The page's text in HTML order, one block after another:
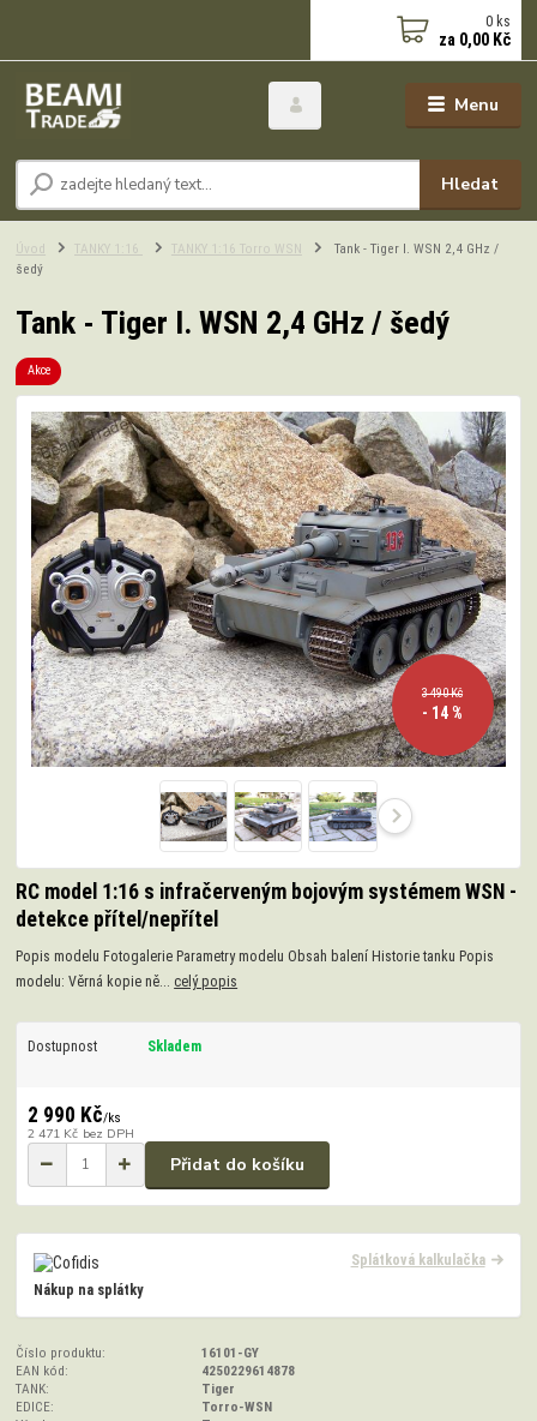
Menu
Hledat
0 ks
za 0,00 Kč
Úvod TANKY 1:16 TANKY 1:16 Torro WSN
Tank - Tiger I. WSN 2,4 GHz /
šedý
Tank - Tiger I. WSN 2,4 GHz / šedý
Akce
3 490 Kč
- 14 %
RC model 1:16 s infračerveným bojovým systémem WSN -
detekce přítel/nepřítel
Popis modelu Fotogalerie Parametry modelu Obsah balení Historie tanku Popis
modelu: Věrná kopie ně... celý popis
Dostupnost Skladem
2 990 Kč/ks
2 471 Kč bez DPH
Přidat do košíku
Splátková kalkulačka
Nákup na splátky
Číslo produktu:
16101-GY
EAN kód:
4250229614878
TANK:
Tiger
EDICE:
Torro-WSN